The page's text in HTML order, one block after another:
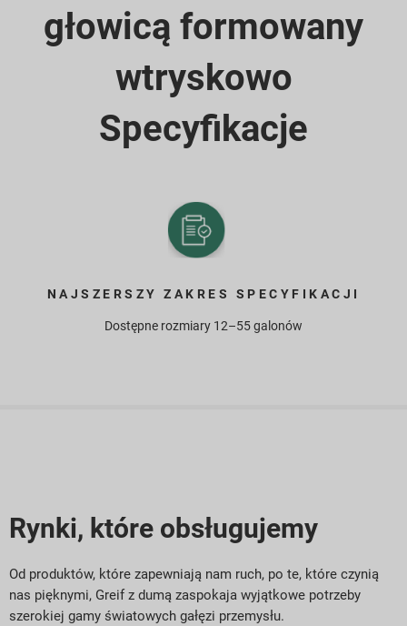
głowicą formowany
wtryskowo
Specyfikacje
NAJSZERSZY ZAKRES SPECYFIKACJI
Dostępne rozmiary 12–55 galonów
Rynki, które obsługujemy
Od produktów, które zapewniają nam ruch, po te, które czynią
nas pięknymi, Greif z dumą zaspokaja wyjątkowe potrzeby
szerokiej gamy światowych gałęzi przemysłu.